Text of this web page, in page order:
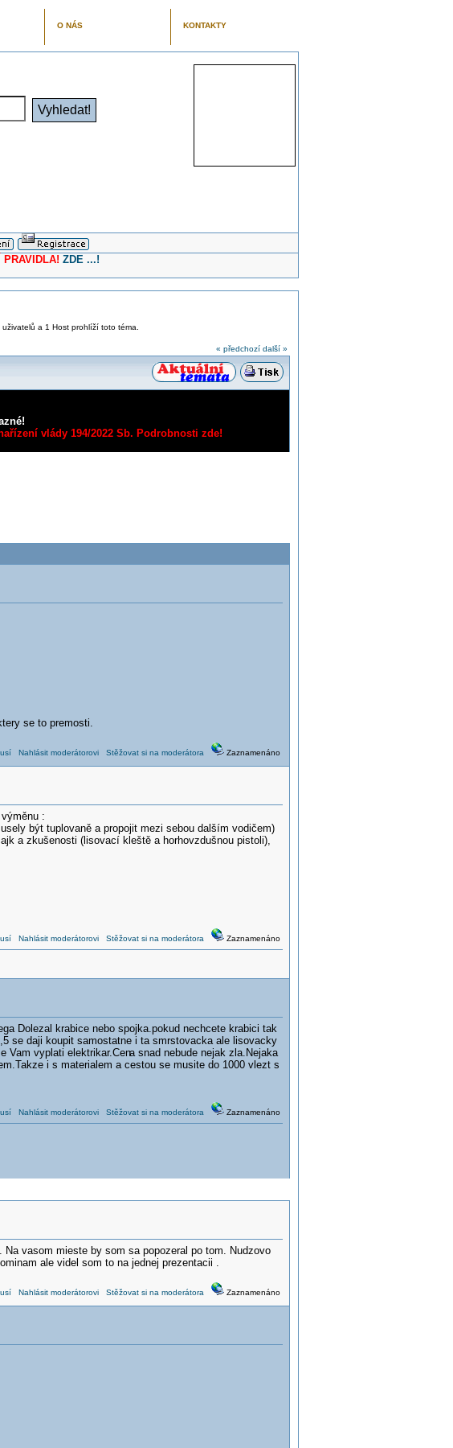
O NÁS KONTAKTY
ZDE ...!
uživatelů a 1 Host prohlíží toto téma.
« předchozí další »
vlády 194/2022 Sb. Podrobnosti zde!
se to premosti.
Nahlásit moderátorovi Stěžovat si na moderátora Zaznamenáno
:
být tuplovaně a propojit mezi sebou dalším vodičem)
a zkušenosti (lisovací kleště a horhovzdušnou pistoli),
Nahlásit moderátorovi Stěžovat si na moderátora Zaznamenáno
Dolezal krabice nebo spojka.pokud nechcete krabici tak
se daji koupit samostatne i ta smrstovacka ale lisovacky
Vam vyplati elektrikar.Cena snad nebude nejak zla.Nejaka
i s materialem a cestou se musite do 1000 vlezt s
Nahlásit moderátorovi Stěžovat si na moderátora Zaznamenáno
vasom mieste by som sa popozeral po tom. Nudzovo
ale videl som to na jednej prezentacii .
Nahlásit moderátorovi Stěžovat si na moderátora Zaznamenáno